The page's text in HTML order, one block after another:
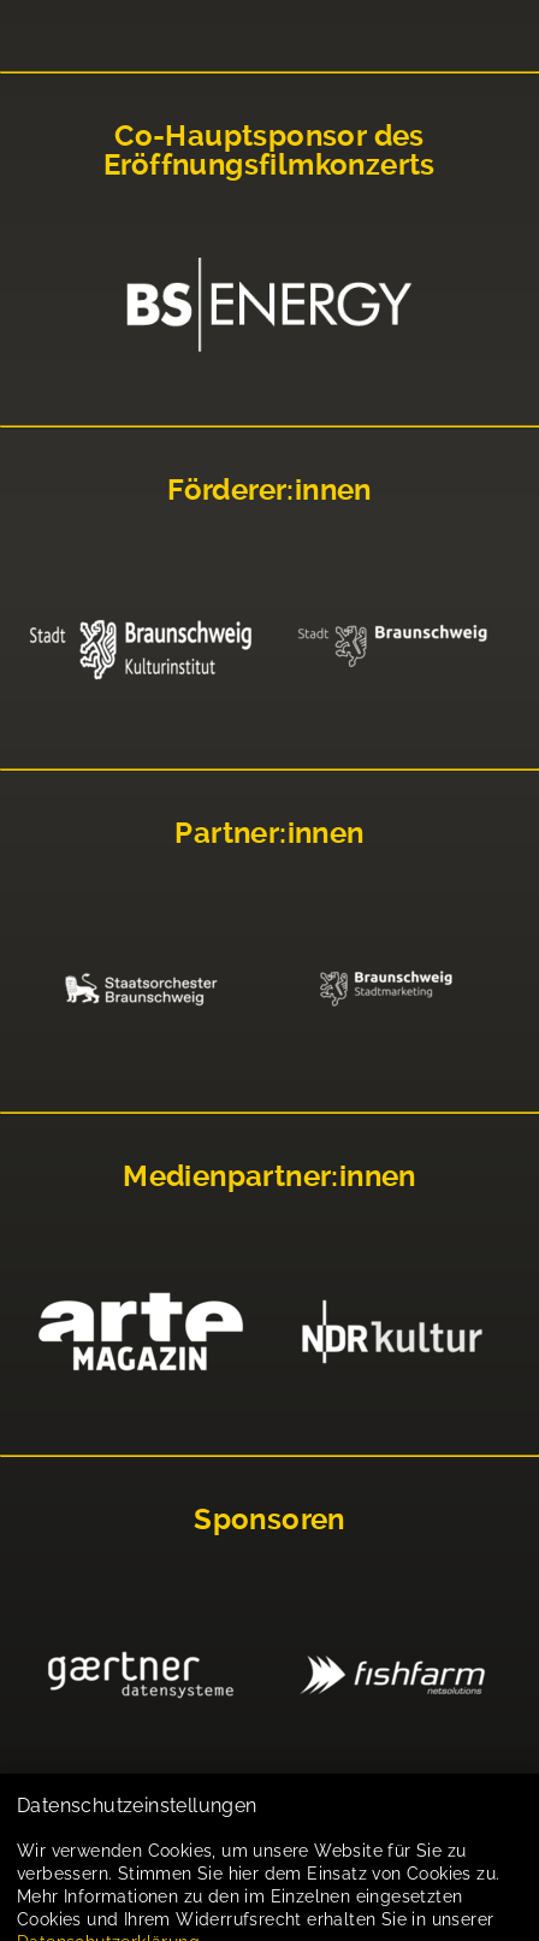
Co-Hauptsponsor des
Eröffnungsfilmkonzerts
Förderer:innen
Partner:innen
Medienpartner:innen
Sponsoren
Impressum
Datenschutz
Cookie-Einstellungen
Datenschutzeinstellungen
Wir verwenden Cookies, um unsere Website für Sie zu
verbessern. Stimmen Sie hier dem Einsatz von Cookies zu.
Mehr Informationen zu den im Einzelnen eingesetzten
Cookies und Ihrem Widerrufsrecht erhalten Sie in unserer